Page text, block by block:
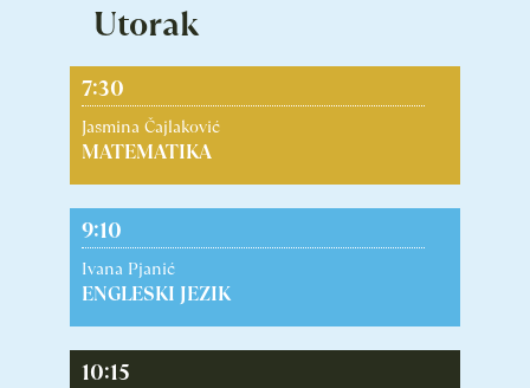
Utorak
7:30
Jasmina Čajlaković
MATEMATIKA
9:10
Ivana Pjanić
ENGLESKI JEZIK
10:15